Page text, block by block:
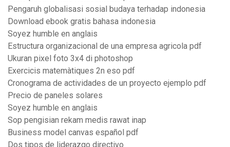
Pengaruh globalisasi sosial budaya terhadap indonesia
Download ebook gratis bahasa indonesia
Soyez humble en anglais
Estructura organizacional de una empresa agricola pdf
Ukuran pixel foto 3x4 di photoshop
Exercicis matemàtiques 2n eso pdf
Cronograma de actividades de un proyecto ejemplo pdf
Precio de paneles solares
Soyez humble en anglais
Sop pengisian rekam medis rawat inap
Business model canvas español pdf
Dos tipos de liderazgo directivo